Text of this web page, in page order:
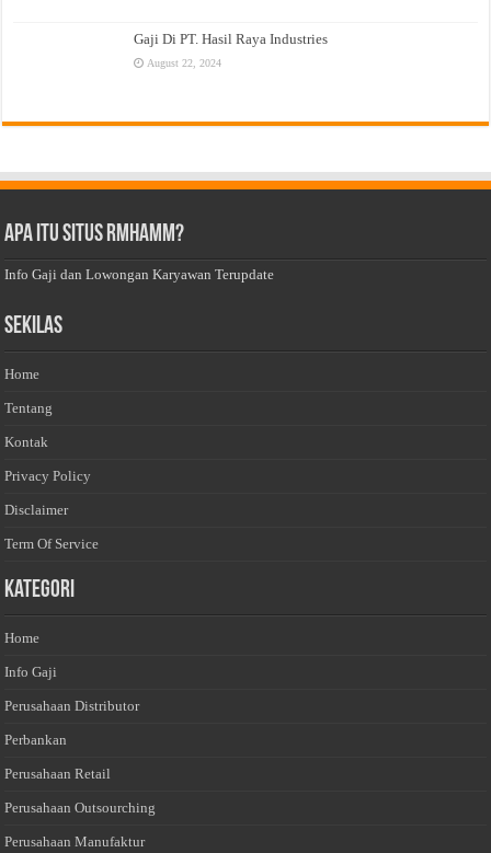
Gaji Di PT. Hasil Raya Industries
August 22, 2024
Apa Itu Situs Rmhamm?
Info Gaji dan Lowongan Karyawan Terupdate
Sekilas
Home
Tentang
Kontak
Privacy Policy
Disclaimer
Term Of Service
Kategori
Home
Info Gaji
Perusahaan Distributor
Perbankan
Perusahaan Retail
Perusahaan Outsourching
Perusahaan Manufaktur